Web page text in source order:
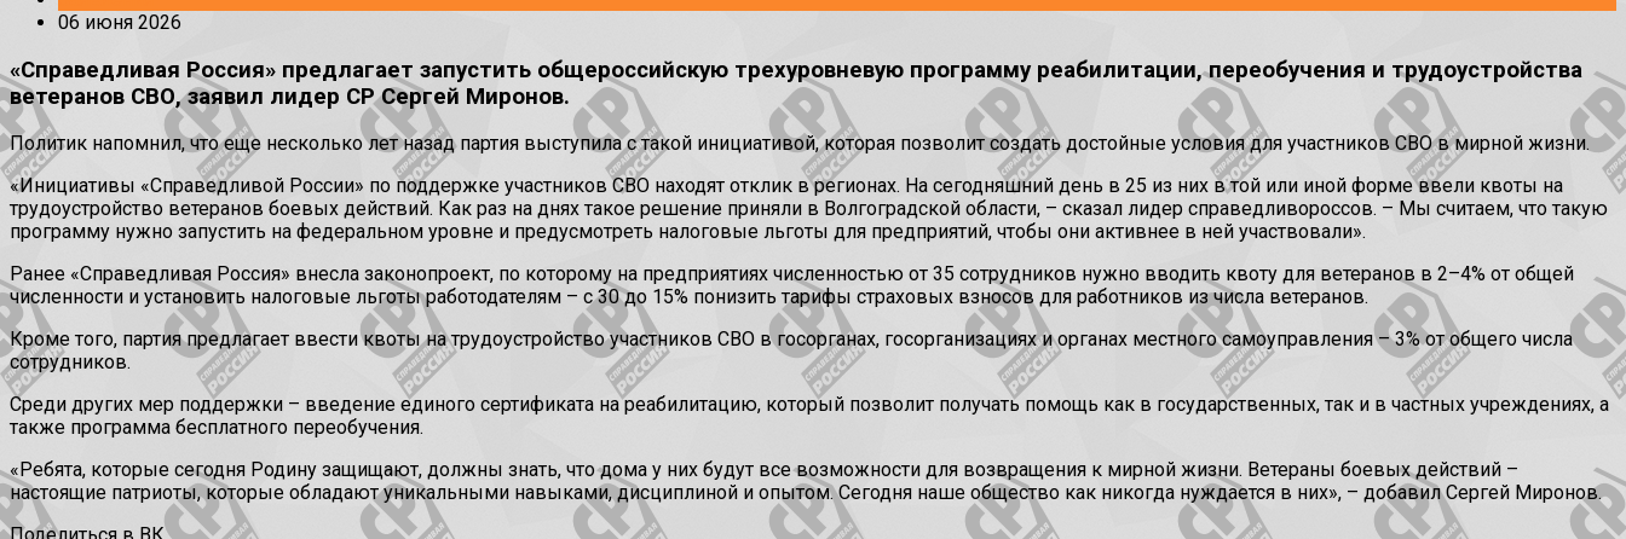
06 июня 2026
«Справедливая Россия» предлагает запустить общероссийскую трехуровневую программу реабилитации, переобучения и трудоустройства
ветеранов СВО, заявил лидер СР Сергей Миронов.
Политик напомнил, что еще несколько лет назад партия выступила с такой инициативой, которая позволит создать достойные условия для участников СВО в мирной жизни.
«Инициативы «Справедливой России» по поддержке участников СВО находят отклик в регионах. На сегодняшний день в 25 из них в той или иной форме ввели квоты на
трудоустройство ветеранов боевых действий. Как раз на днях такое решение приняли в Волгоградской области, – сказал лидер справедливороссов. – Мы считаем, что такую
программу нужно запустить на федеральном уровне и предусмотреть налоговые льготы для предприятий, чтобы они активнее в ней участвовали».
Ранее «Справедливая Россия» внесла законопроект, по которому на предприятиях численностью от 35 сотрудников нужно вводить квоту для ветеранов в 2–4% от общей
численности и установить налоговые льготы работодателям – с 30 до 15% понизить тарифы страховых взносов для работников из числа ветеранов.
Кроме того, партия предлагает ввести квоты на трудоустройство участников СВО в госорганах, госорганизациях и органах местного самоуправления – 3% от общего числа
сотрудников.
Среди других мер поддержки – введение единого сертификата на реабилитацию, который позволит получать помощь как в государственных, так и в частных учреждениях, а
также программа бесплатного переобучения.
«Ребята, которые сегодня Родину защищают, должны знать, что дома у них будут все возможности для возвращения к мирной жизни. Ветераны боевых действий –
настоящие патриоты, которые обладают уникальными навыками, дисциплиной и опытом. Сегодня наше общество как никогда нуждается в них», – добавил Сергей Миронов.